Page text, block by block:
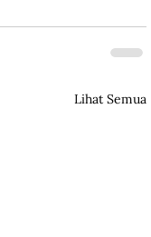
Lihat Semua